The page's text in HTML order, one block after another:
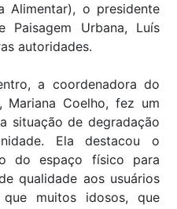
Alimentar), o presidente
Urbana, Luís
autoridades.
a coordenadora do
Mariana Coelho, fez um
situação de degradação
Ela destacou o
do espaço físico para
qualidade aos usuários
muitos idosos, que